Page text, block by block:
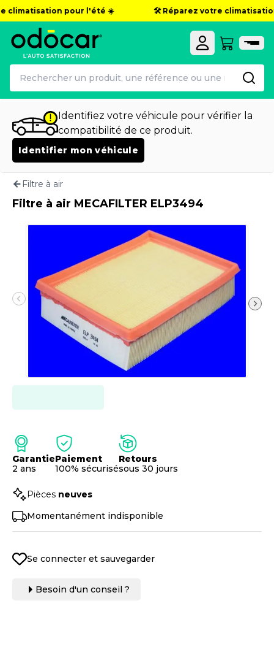
climatisation pour l'été ☀️ 🛠️ Réparez votre
Identifiez votre véhicule pour vérifier la
compatibilité de ce produit.
Identifier mon véhicule
Filtre à air
Filtre à air MECAFILTER ELP3494
Garantie
2 ans
Paiement
100% sécurisé
Retours
sous 30 jours
Pièces neuves
Momentanément indisponible
Se connecter et sauvegarder
Besoin d'un conseil ?